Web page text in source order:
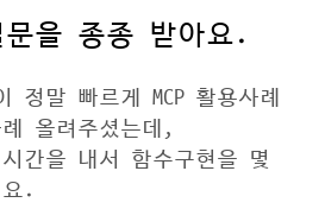
문을 종종 받아요.
정말 빠르게 MCP 활용사례
올려주셨는데,
간을 내서 함수구현을 몇
.